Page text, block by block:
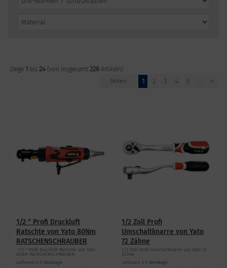
Zeige 1 bis 24 (von insgesamt 226 Artikeln)
Seiten: 1 2 3 4 5 ... »
1/2 " Profi Druckluft
Ratschte von Yato 80Nm
RATSCHENSCHRAUBER
1/2 " Profi Druckluft Ratschte von Yato
80Nm RATSCHENSCHRAUBER
Lieferzeit 2-5 Werktage
1/2 Zoll Profi
Umschaltknarre von Yato
72 Zähne
1/2 Zoll Profi Umschaltknarre von Yato 72
Zähne
Lieferzeit 2-5 Werktage